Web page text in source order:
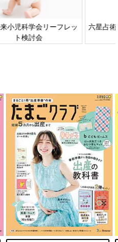
六星占術 細木かおりさんの人生